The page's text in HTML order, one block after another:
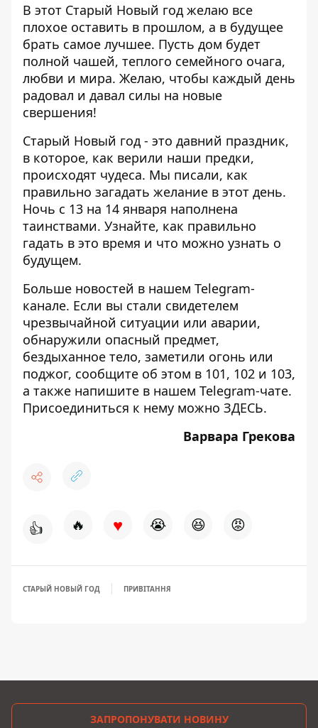
В этот Старый Новый год желаю все
плохое оставить в прошлом, а в будущее
брать самое лучшее. Пусть дом будет
полной чашей, теплого семейного очага,
любви и мира. Желаю, чтобы каждый день
радовал и давал силы на новые
свершения!
Старый Новый год - это давний праздник,
в которое, как верили наши предки,
происходят чудеса. Мы писали, как
правильно загадать желание в этот день.
Ночь с 13 на 14 января наполнена
таинствами. Узнайте, как правильно
гадать в это время и что можно узнать о
будущем.
Больше новостей в нашем Telegram-
канале. Если вы стали свидетелем
чрезвычайной ситуации или аварии,
обнаружили опасный предмет,
бездыханное тело, заметили огонь или
поджог, сообщите об этом в 101, 102 и 103,
а также напишите в нашем Telegram-чате.
Присоединиться к нему можно ЗДЕСЬ.
Варвара Грекова
👍 🔥 ♥ 😭 😆 😡
СТАРЫЙ НОВЫЙ ГОД ПРИВІТАННЯ
ЗАПРОПОНУВАТИ НОВИНУ